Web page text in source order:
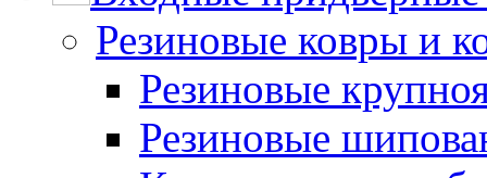
Резиновые ковры и
Резиновые
Резиновые